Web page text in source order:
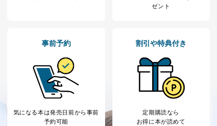
だ企業に、業務の一部として個人情報の取扱いを委
が、これらに限りません。
委託先：カスタマーサポート支援会社 、クレジッ
トカード決済などの決済代行・料金回収会社、広
告配信サービス会社
提供先：出版社、出版物発売元、卸売会社、販売
店など商品の供給者、梱包会社、配送会社、新聞
４．開示対象個人情報の「開示」「訂正」等の請求につ
ゼント
事前予約
気になる本は発売日前から事前
予約可能
割引や特典付き
定期購読なら
お得に本が読めて